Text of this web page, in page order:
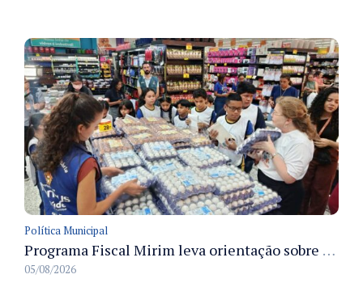
Política Municipal
Programa Fiscal Mirim leva orientação sobre segurança alimentar a alunos da rede municipal de Manaus
05/08/2026